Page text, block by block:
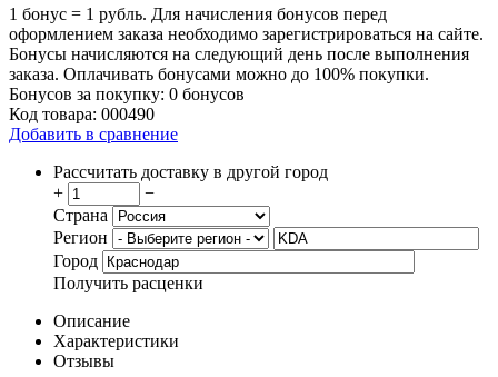
1 бонус = 1 рубль. Для начисления бонусов перед
оформлением заказа необходимо зарегистрироваться на сайте.
Бонусы начисляются на следующий день после выполнения
заказа. Оплачивать бонусами можно до 100% покупки.
Бонусов за покупку: 0 бонусов
Код товара: 000490
Добавить в сравнение
Рассчитать доставку в другой город
+
−
Страна
Регион
Город
Получить расценки
Описание
Характеристики
Отзывы